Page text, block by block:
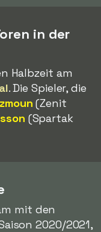
in der
Halbzeit am
. Die Spieler, die
(Zenit
(Spartak
mit den
2020/2021,